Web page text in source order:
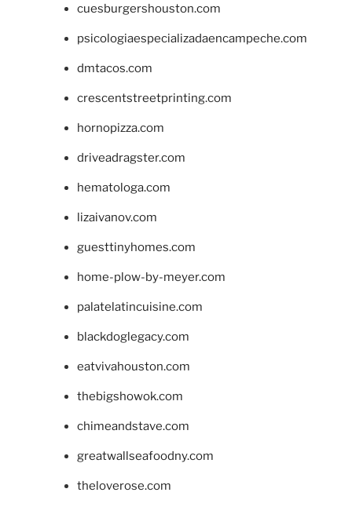
cuesburgershouston.com
psicologiaespecializadaencampeche.com
dmtacos.com
crescentstreetprinting.com
hornopizza.com
driveadragster.com
hematologa.com
lizaivanov.com
guesttinyhomes.com
home-plow-by-meyer.com
palatelatincuisine.com
blackdoglegacy.com
eatvivahouston.com
thebigshowok.com
chimeandstave.com
greatwallseafoodny.com
theloverose.com